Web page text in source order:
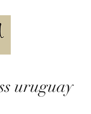
uruguay